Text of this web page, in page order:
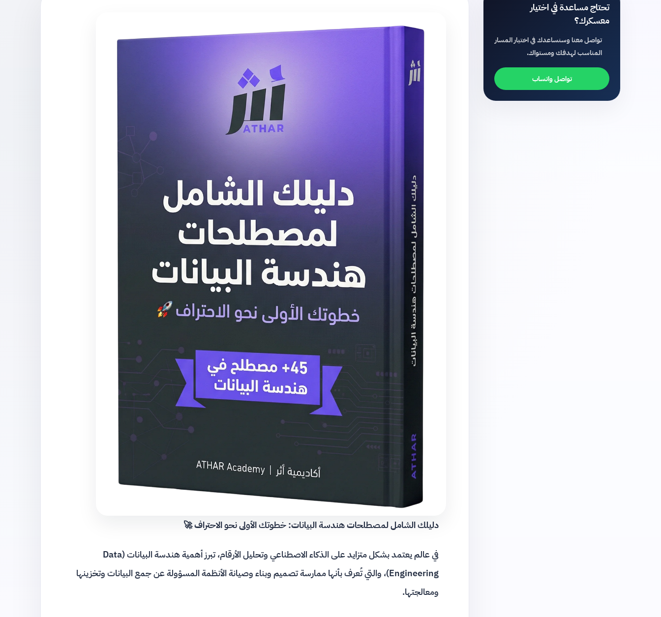
تحتاج مساعدة في اختيار
معسكرك؟
تواصل معنا وسنساعدك في اختيار المسار
المناسب لهدفك ومستواك.
تواصل واتساب
دليلك الشامل لمصطلحات هندسة البيانات: خطوتك الأولى نحو الاحتراف 🚀
في عالم يعتمد بشكل متزايد على الذكاء الاصطناعي وتحليل الأرقام، تبرز أهمية هندسة البيانات (Data
Engineering)، والتي تُعرف بأنها ممارسة تصميم وبناء وصيانة الأنظمة المسؤولة عن جمع البيانات وتخزينها
ومعالجتها.